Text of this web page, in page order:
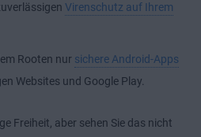
Virenschutz auf Ihrem
Rooten nur sichere Android-Apps
Websites und Google Play.
Freiheit, aber sehen Sie das nicht